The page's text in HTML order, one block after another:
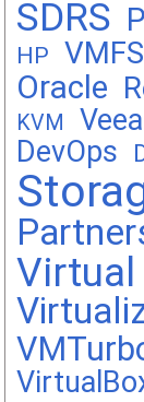
SDRS
HP VMFS
Oracle
KVM
DevOps
Virtual